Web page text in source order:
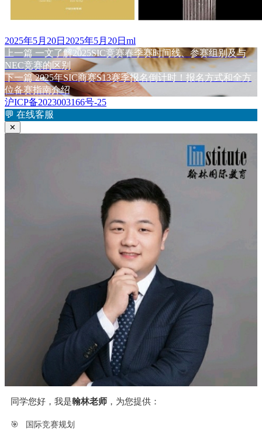
发
布
于
2025年5月20日 2025年5月20日 作
者
ml
文
章
导
航
上一篇 上
篇
文
章：
一文了解2025SIC竞赛春季赛时间线、参赛组别及与
NEC竞赛的区别
下一篇下
篇
文
章：
2025年SIC商赛S13赛季报名倒计时！报名方式和全方
位备赛指南介绍
沪ICP备2023003166号-25
💬 在线客服
✕
同学您好，我是翰林老师 ，为您提供：
🎯 国际竞赛规划